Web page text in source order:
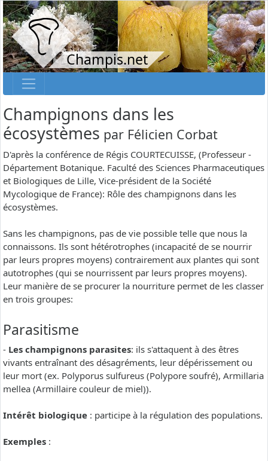
Champis.net
Champignons dans les
écosystèmes par Félicien Corbat
D'après la conférence de Régis COURTECUISSE, (Professeur -
Département Botanique. Faculté des Sciences Pharmaceutiques
et Biologiques de Lille, Vice-président de la Société
Mycologique de France): Rôle des champignons dans les
écosystèmes.
Sans les champignons, pas de vie possible telle que nous la
connaissons. Ils sont hétérotrophes (incapacité de se nourrir
par leurs propres moyens) contrairement aux plantes qui sont
autotrophes (qui se nourrissent par leurs propres moyens).
Leur manière de se procurer la nourriture permet de les classer
en trois groupes:
Parasitisme
- Les champignons parasites: ils s'attaquent à des êtres
vivants entraînant des désagréments, leur dépérissement ou
leur mort (ex. Polyporus sulfureus (Polypore soufré), Armillaria
mellea (Armillaire couleur de miel)).
Intérêt biologique : participe à la régulation des populations.
Exemples :